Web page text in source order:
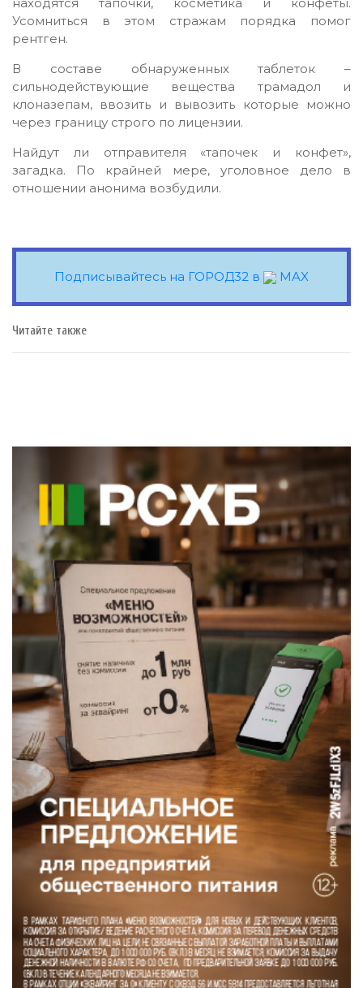
Усомниться в этом стражам порядка помог
рентген.
В составе обнаруженных таблеток –
сильнодействующие вещества трамадол и
клоназепам, ввозить и вывозить которые можно
через границу строго по лицензии.
Найдут ли отправителя «тапочек и конфет»,
загадка. По крайней мере, уголовное дело в
отношении анонима возбудили.
Подписывайтесь на ГОРОД32 в MAX
Читайте также